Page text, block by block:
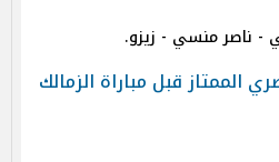
الممتاز قبل مباراة الزمالك